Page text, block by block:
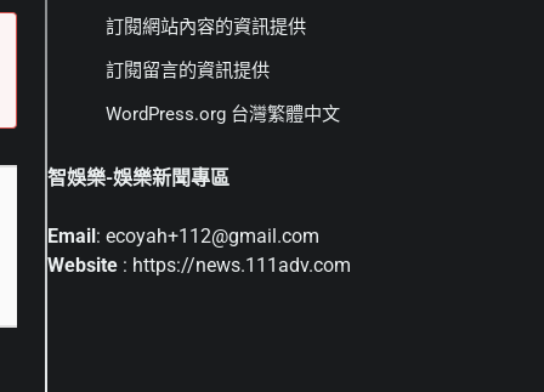
訂閱網站內容的資訊提供
訂閱留言的資訊提供
WordPress.org 台灣繁體中文
智娛樂-娛樂新聞專區
Email : ecoyah+112@gmail.com
Website : https://news.111adv.com